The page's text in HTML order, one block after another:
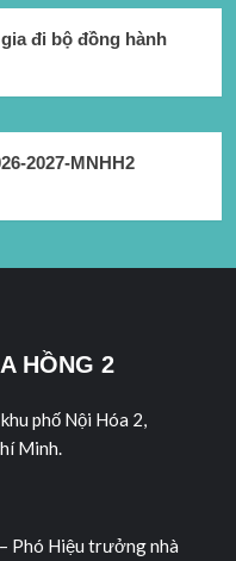
đi bộ đồng hành
2027-MNHH2
HỒNG 2
phố Nội Hóa 2,
Minh.
Phó Hiệu trưởng nhà